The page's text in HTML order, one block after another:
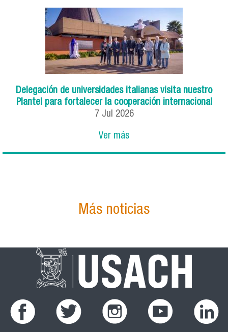
Delegación de universidades italianas visita nuestro
Plantel para fortalecer la cooperación internacional
7 Jul 2026
Ver más
Más noticias